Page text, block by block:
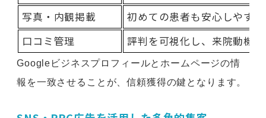
写真・内観掲載
初めての患者も安心しやすい
口コミ管理
評判を可視化し、来院動機
Googleビジネスプロフィールとホームページの情
報を一致させることが、信頼獲得の鍵となります。